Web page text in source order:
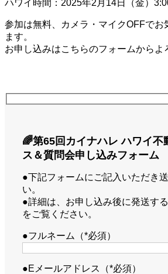
ハワイ時間：2025年2月14日（金）
参加は無料、カメラ・マイクOFFでお
ます。
お申し込みはこちらのフォームからよ
🌈第65回カイナハレ ハワイ不
ス＆質問会申し込みフォーム
●下記フォームにご記入いただき
い。
●詳細は、お申し込み後に発送す
をご覧ください。
●フルネーム（*必須）
●Eメールアドレス（*必須）